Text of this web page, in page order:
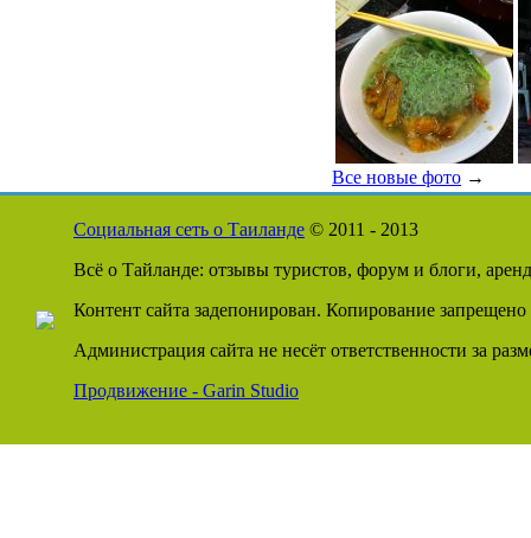
Все новые фото →
Социальная сеть о Таиланде © 2011 - 2013
Всё о Тайланде: отзывы туристов, форум и блоги,
Контент сайта задепонирован. Копирование запрещено
Администрация сайта не несёт ответственности за
Продвижение - Garin Studio